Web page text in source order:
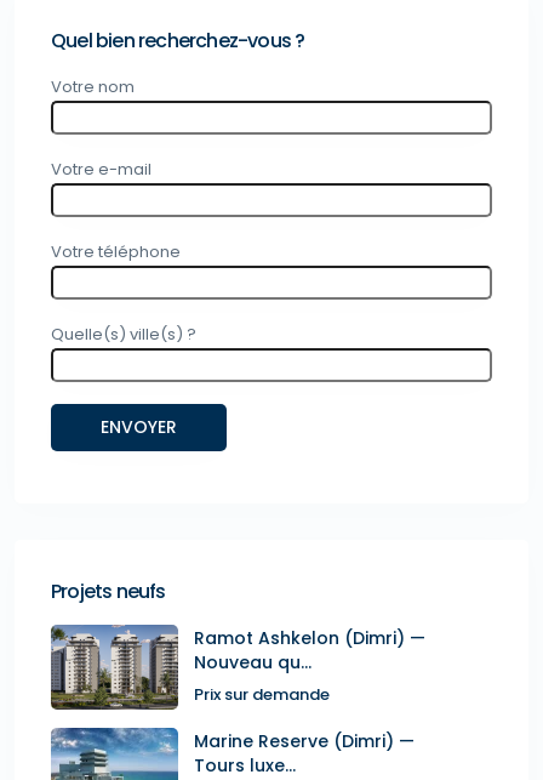
Quel bien recherchez-vous ?
Votre nom
Votre e-mail
Votre téléphone
Quelle(s) ville(s) ?
Projets neufs
Ramot Ashkelon (Dimri) —
Nouveau qu...
Prix sur demande
Marine Reserve (Dimri) —
Tours luxe...